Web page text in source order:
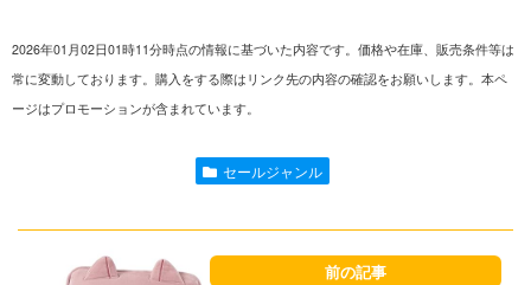
e
l
o y
2026年01月02日01時11分時点の情報に基づいた内容です。価格や在庫、販売条件等は
常に変動しております。購入をする際はリンク先の内容の確認をお願いします。本ペ
ージはプロモーションが含まれています。
セールジャンル